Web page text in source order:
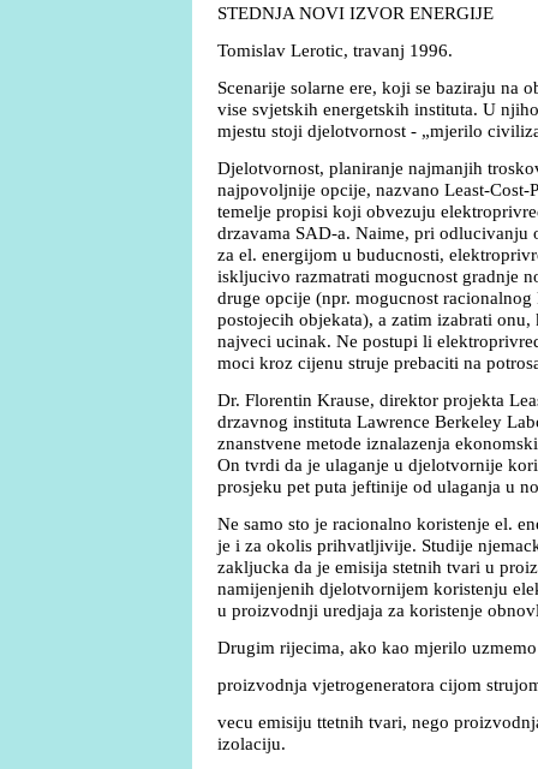
STEDNJA NOVI IZVOR ENERGIJE
Tomislav Lerotic, travanj 1996.
Scenarije solarne ere, koji se baziraju na
vise svjetskih energetskih instituta. U
mjestu stoji djelotvornost - „mjerilo
Djelotvornost, planiranje najmanjih
najpovoljnije opcije, nazvano Least-Cost-
temelje propisi koji obvezuju
drzavama SAD-a. Naime, pri odlucivanju
za el. energijom u buducnosti,
iskljucivo razmatrati mogucnost gradnje
druge opcije (npr. mogucnost
postojecih objekata), a zatim izabrati
najveci ucinak. Ne postupi li
moci kroz cijenu struje prebaciti na
Dr. Florentin Krause, direktor projekta
drzavnog instituta Lawrence Berkeley
znanstvene metode iznalazenja
On tvrdi da je ulaganje u djelotvornije
prosjeku pet puta jeftinije od ulaganja u
Ne samo sto je racionalno koristenje el.
je i za okolis prihvatljivije. Studije
zakljucka da je emisija stetnih tvari u
namijenjenih djelotvornijem koristenju
u proizvodnji uredjaja za koristenje
Drugim rijecima, ako kao mjerilo
proizvodnja vjetrogeneratora cijom
vecu emisiju ttetnih tvari, nego
izolaciju.